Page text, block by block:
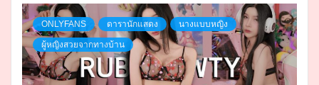
ONLYFANS ดารานักแสดง นางแบบหญิง
ผู้หญิงสวยจากทางบ้าน